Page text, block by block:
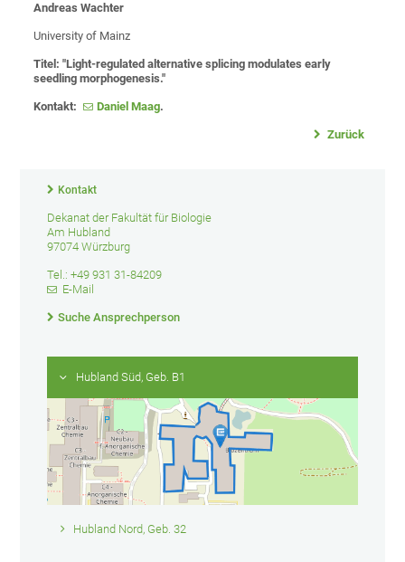
Andreas Wachter
University of Mainz
Titel:"Light-regulated alternative splicing modulates early
seedling morphogenesis."
Kontakt: Daniel Maag.
Zurück
Kontakt
Dekanat der Fakultät für Biologie
Am Hubland
97074 Würzburg
Tel.: +49 931 31-84209
E-Mail
Suche Ansprechperson
Hubland Süd, Geb. B1
Hubland Nord, Geb. 32